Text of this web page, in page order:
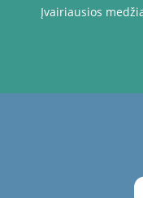
Įvairiausios